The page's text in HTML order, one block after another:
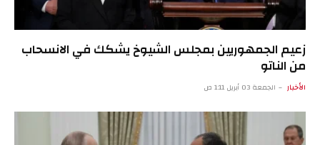
زعيم الجمهوريين بمجلس الشيوخ يشكك في الانسحاب
من الناتو
الأخبار الجمعة 03 أبريل 1:11 ص